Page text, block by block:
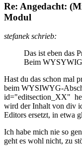
Re: Angedacht:
Modul
stefanek schrieb:
Das ist eben das
Beim WYSYWIG
Hast du das schon mal
beim WYSIWYG-
id="editsection_XX"
wird der Inhalt von div
Editors ersetzt, in etwa
Ich habe mich nie so
geht es wohl nicht, zu